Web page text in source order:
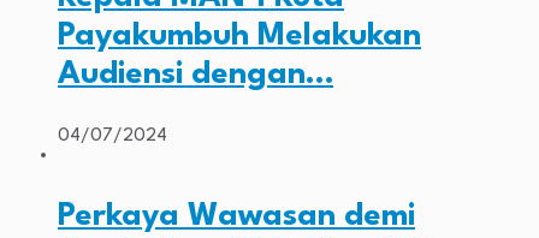
Payakumbuh Melakukan
Audiensi dengan…
04/07/2024
Perkaya Wawasan demi